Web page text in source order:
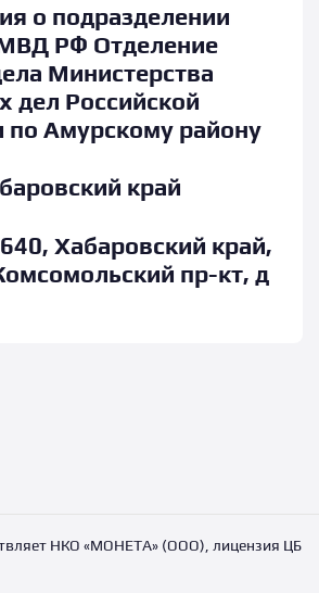
о подразделении
РФ Отделение
Министерства
дел Российской
по Амурскому району
край
Хабаровский край,
пр-кт, д
НКО «МОНЕТА» (ООО), лицензия ЦБ